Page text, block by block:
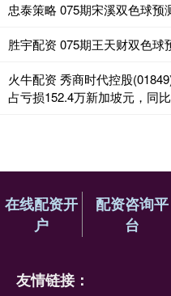
忠泰策略 075期宋溪双色球预
胜宇配资 075期王天财双色球
火牛配资 秀商时代控股
占亏损152.4万新加坡元，同
在线配资开
户
配资咨询平
台
友情链接：